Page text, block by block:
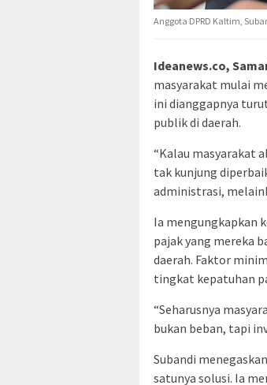
Anggota DPRD Kaltim,
Ideanews.co,
masyarakat mulai
ini dianggapnya
publik di daerah.
“Kalau masyarakat
tak kunjung
administrasi,
Ia mengungkapkan
pajak yang mereka
daerah. Faktor
tingkat kepatuhan
“Seharusnya
bukan beban, tapi
Subandi
satunya solusi. Ia